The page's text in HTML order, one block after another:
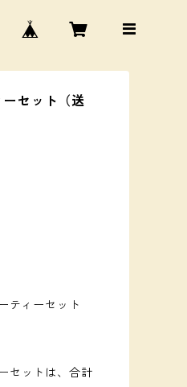
ーセット（送
ティーセット
セットは、合計